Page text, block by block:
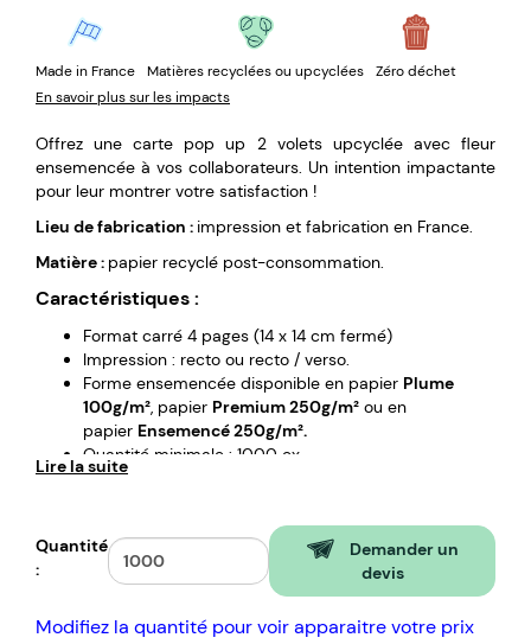
Made in France Matières recyclées ou upcyclées
Zéro déchet
En savoir plus sur les impacts
Offrez une carte pop up 2 volets upcyclée avec fleur
ensemencée à vos collaborateurs. Un intention impactante
pour leur montrer votre satisfaction !
Lieu de fabrication : impression et fabrication en France.
Matière : papier recyclé post-consommation.
Caractéristiques :
Format carré 4 pages (14 x 14 cm fermé)
Impression : recto ou recto / verso.
Forme ensemencée disponible en papier Plume
100g/m², papier Premium 250g/m² ou en
papier Ensemencé 250g/m².
Quantité minimale : 1000 ex.
Graines : Fleurs sauvages, herbes aromatiques,
Livraison sous 7 à 10 jours ouvrés.
Impression avec des encres
écologiques à base
d’eau et nos graines sont sans OGM.
Lire la suite
Quantité
:
Demander un
devis
Modifiez la quantité pour voir apparaitre votre prix